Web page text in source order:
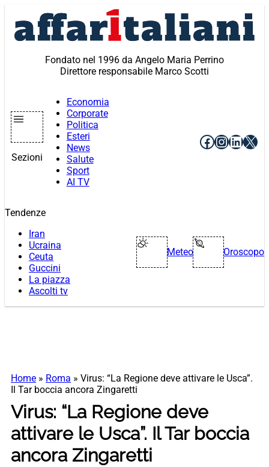
contenuto
Fondato nel 1996 da Angelo Maria Perrino
Direttore responsabile Marco Scotti
Sezioni
Economia
Corporate
Politica
Esteri
News
Salute
Sport
AI TV
Facebook
X
Tendenze
Iran
Ucraina
Ceuta
Guccini
La piazza
Ascolti tv
Meteo Oroscopo
Home » Roma » Virus: “La Regione deve attivare le Usca”.
Il Tar boccia ancora Zingaretti
Virus: “La Regione deve
attivare le Usca”. Il Tar boccia
ancora Zingaretti